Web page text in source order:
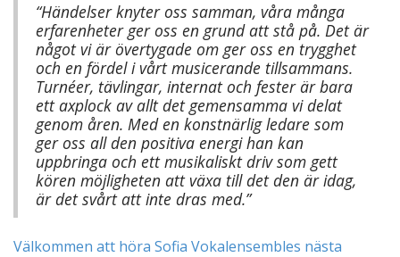
“Händelser knyter oss samman, våra många
erfarenheter ger oss en grund att stå på. Det är
något vi är övertygade om ger oss en trygghet
och en fördel i vårt musicerande tillsammans.
Turnéer, tävlingar, internat och fester är bara
ett axplock av allt det gemensamma vi delat
genom åren. Med en konstnärlig ledare som
ger oss all den positiva energi han kan
uppbringa och ett musikaliskt driv som gett
kören möjligheten att växa till det den är idag,
är det svårt att inte dras med.”
Välkommen att höra Sofia Vokalensembles nästa